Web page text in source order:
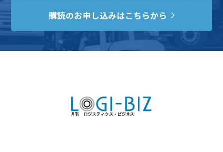
購読のお申し込みはこちらから